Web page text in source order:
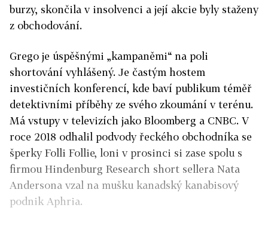
burzy, skončila v insolvenci a její akcie byly staženy
z obchodování.
Grego je úspěšnými „kampaněmi“ na poli
shortování vyhlášený. Je častým hostem
investičních konferencí, kde baví publikum téměř
detektivními příběhy ze svého zkoumání v terénu.
Má vstupy v televizích jako Bloomberg a CNBC. V
roce 2018 odhalil podvody řeckého obchodníka se
šperky Folli Follie, loni v prosinci si zase spolu s
firmou Hindenburg Research short sellera Nata
Andersona vzal na mušku kanadský kanabisový
podnik Aphria.